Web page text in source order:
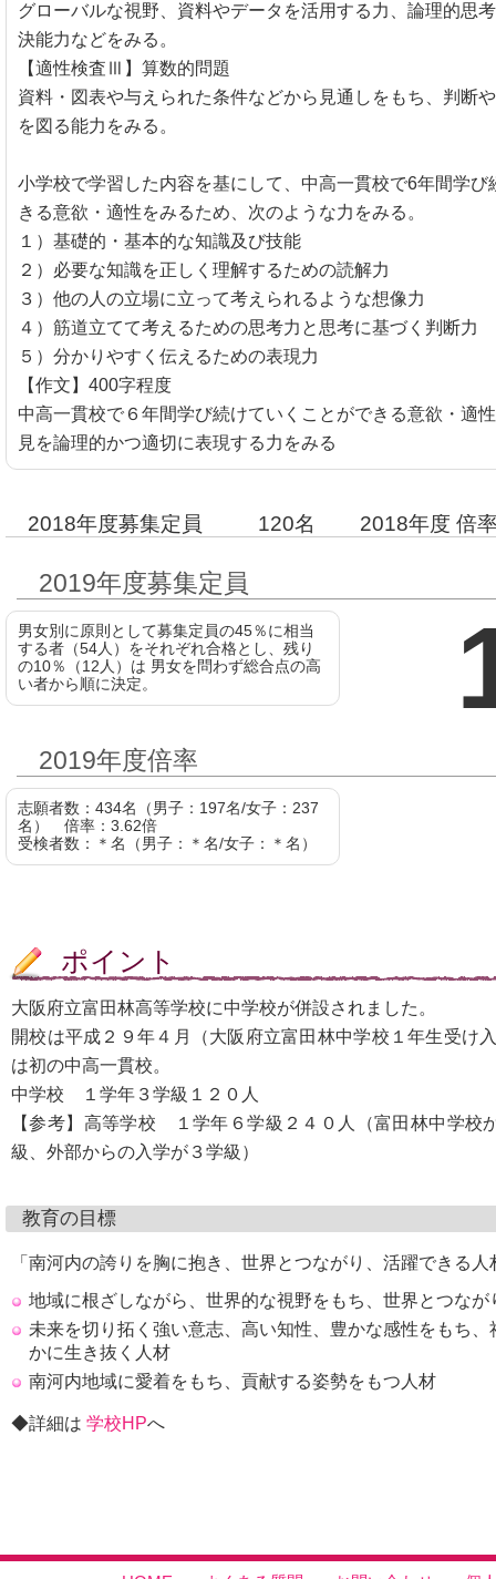
グローバルな視野、資料やデータを活用する力、論理的思
決能力などをみる。
【適性検査Ⅲ】算数的問題
資料・図表や与えられた条件などから見通しをもち、判断
を図る能力をみる。
小学校で学習した内容を基にして、中高一貫校で6年間学び
きる意欲・適性をみるため、次のような力をみる。
１）基礎的・基本的な知識及び技能
２）必要な知識を正しく理解するための読解力
３）他の人の立場に立って考えられるような想像力
４）筋道立てて考えるための思考力と思考に基づく判断力
５）分かりやすく伝えるための表現力
【作文】400字程度
中高一貫校で６年間学び続けていくことができる意欲・適
見を論理的かつ適切に表現する力をみる
2018年度募集定員 120名 2018年度 倍
2019年度募集定員
男女別に原則として募集定員の45％に相当
する者（54人）をそれぞれ合格とし、残り
の10％（12人）は 男女を問わず総合点の高
い者から順に決定。
2019年度倍率
志願者数：434名（男子：197名/女子：237
名） 倍率：3.62倍
受検者数：＊名（男子：＊名/女子：＊名）
ポイント
大阪府立富田林高等学校に中学校が併設されました。
開校は平成２９年４月（大阪府立富田林中学校１年生受け
は初の中高一貫校。
中学校 １学年３学級１２０人
【参考】高等学校 １学年６学級２４０人（富田林中学校
級、外部からの入学が３学級）
教育の目標
「南河内の誇りを胸に抱き、世界とつながり、活躍できる人
地域に根ざしながら、世界的な視野をもち、世界とつなが
未来を切り拓く強い意志、高い知性、豊かな感性をもち、
かに生き抜く人材
南河内地域に愛着をもち、貢献する姿勢をもつ人材
◆詳細は 学校HPへ